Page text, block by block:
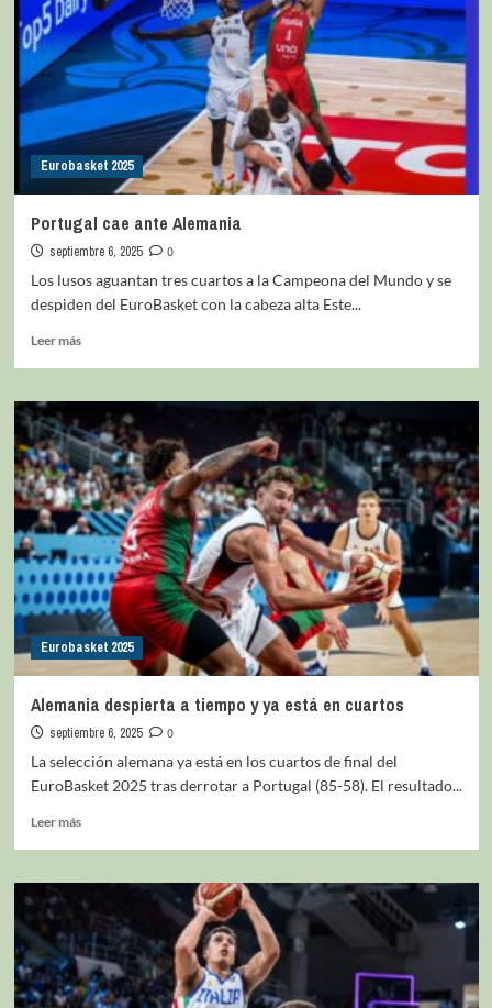
Eurobasket 2025
Portugal cae ante Alemania
septiembre 6, 2025
0
Los lusos aguantan tres cuartos a la Campeona del Mundo y se
despiden del EuroBasket con la cabeza alta Este...
Leer más
Eurobasket 2025
Alemania despierta a tiempo y ya está en cuartos
septiembre 6, 2025
0
La selección alemana ya está en los cuartos de final del
EuroBasket 2025 tras derrotar a Portugal (85-58). El resultado...
Leer más